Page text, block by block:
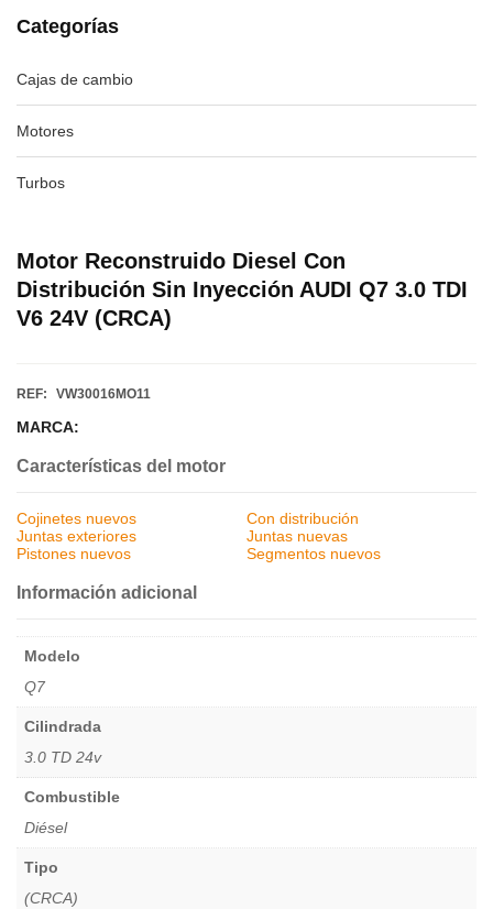
Categorías
Cajas de cambio
Motores
Turbos
Motor Reconstruido Diesel Con
Distribución Sin Inyección AUDI Q7 3.0 TDI
V6 24V (CRCA)
REF: VW30016MO11
MARCA:
Características del motor
Cojinetes nuevos
Con distribución
Juntas exteriores
Juntas nuevas
Pistones nuevos
Segmentos nuevos
Información adicional
Modelo
Q7
Cilindrada
3.0 TD 24v
Combustible
Diésel
Tipo
(CRCA)